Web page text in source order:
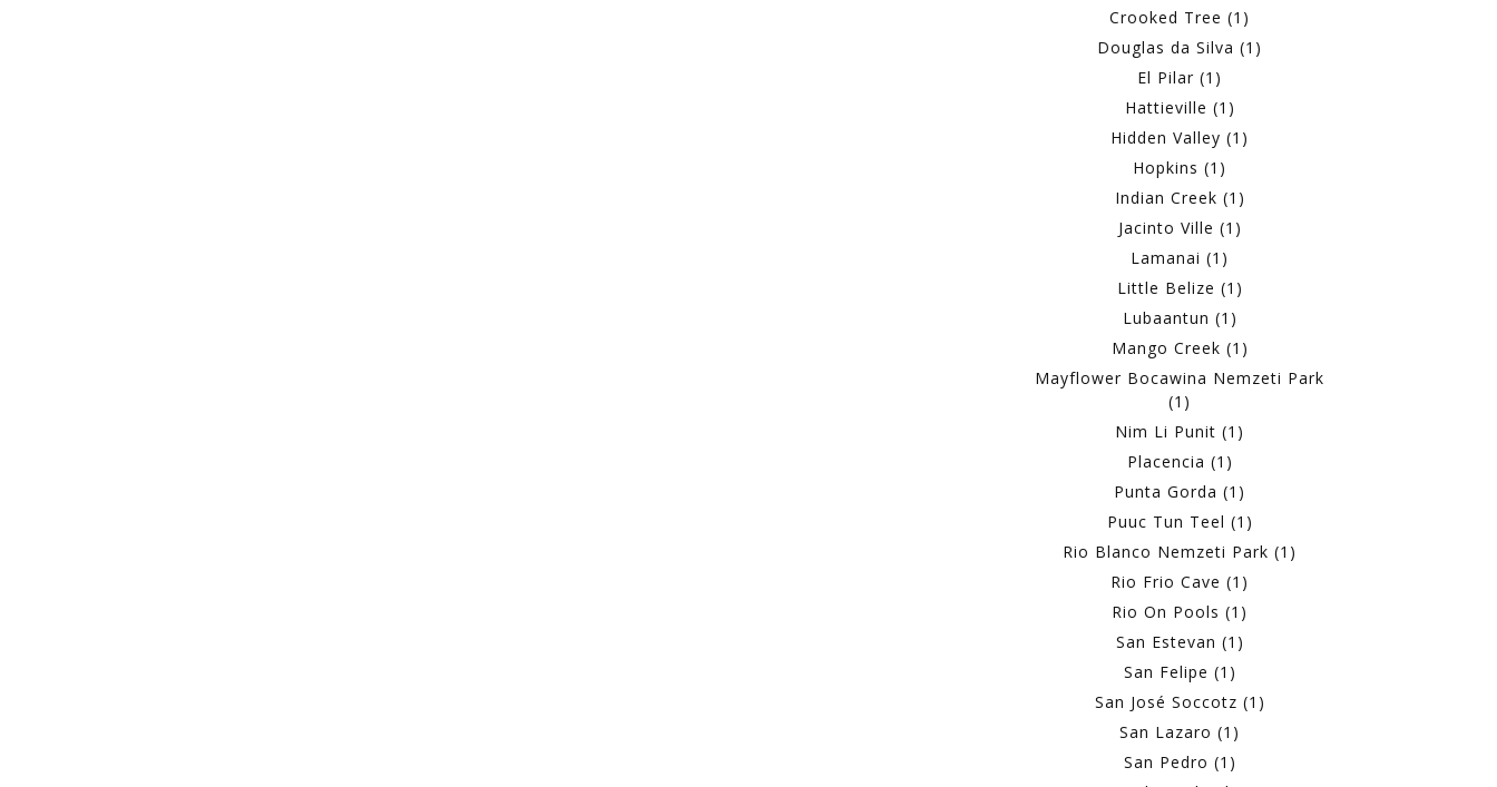
Crooked Tree (1)
Douglas da Silva (1)
El Pilar (1)
Hattieville (1)
Hidden Valley (1)
Hopkins (1)
Indian Creek (1)
Jacinto Ville (1)
Lamanai (1)
Little Belize (1)
Lubaantun (1)
Mango Creek (1)
Mayflower Bocawina Nemzeti Park
(1)
Nim Li Punit (1)
Placencia (1)
Punta Gorda (1)
Puuc Tun Teel (1)
Rio Blanco Nemzeti Park (1)
Rio Frio Cave (1)
Rio On Pools (1)
San Estevan (1)
San Felipe (1)
San José Soccotz (1)
San Lazaro (1)
San Pedro (1)